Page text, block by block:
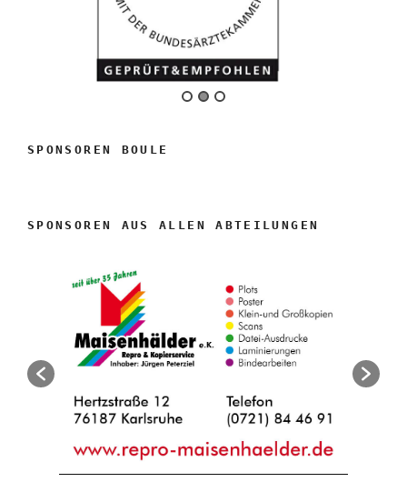
SPONSOREN BOULE
SPONSOREN AUS ALLEN ABTEILUNGEN